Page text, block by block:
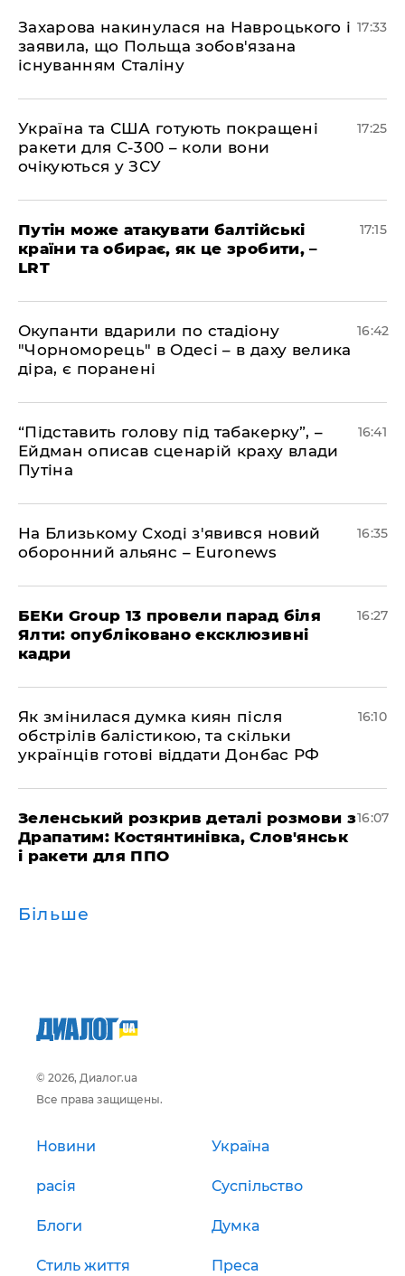
​Захарова накинулася на Навроцького і
заявила, що Польща зобов'язана
існуванням Сталіну
17:33
​Україна та США готують покращені
ракети для С-300 – коли вони
очікуються у ЗСУ
17:25
​Путін може атакувати балтійські
країни та обирає, як це зробити, –
LRT
17:15
​Окупанти вдарили по стадіону
"Чорноморець" в Одесі – в даху велика
діра, є поранені
16:42
​“Підставить голову під табакерку”, –
Ейдман описав сценарій краху влади
Путіна
16:41
На Близькому Сході з'явився новий
оборонний альянс – Euronews
16:35
БЕКи Group 13 провели парад біля
Ялти: опубліковано ексклюзивні
кадри
16:27
Як змінилася думка киян після
обстрілів балістикою, та скільки
українців готові віддати Донбас РФ
16:10
Зеленський розкрив деталі розмови з
Драпатим: Костянтинівка, Слов'янськ
і ракети для ППО
16:07
Більше
© 2026, Диалог.ua
Все права защищены.
Новини Україна
расія Суспільство
Блоги Думка
Стиль життя Преса